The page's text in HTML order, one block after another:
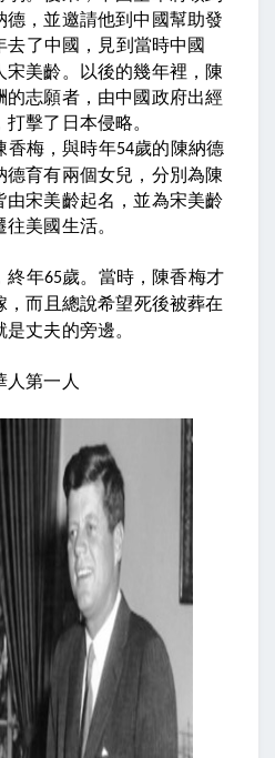
，並邀請他到中國幫助發
去了中國，見到當時中國
宋美齡。以後的幾年裡，陳
志願者，由中國政府出經
擊了日本侵略。
香梅，與時年54歲的陳納德
育有兩個女兒，分別為陳
宋美齡起名，並為宋美齡
美國生活。
終年65歲。當時，陳香梅才
而且總說希望死後被葬在
丈夫的旁邊。
人第一人